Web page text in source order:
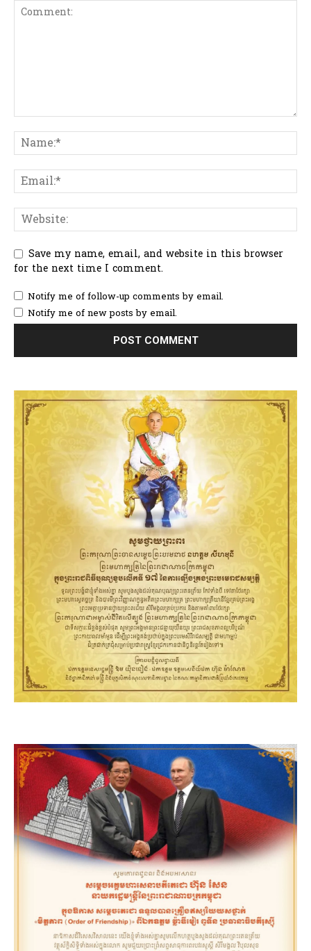
Save my name, email, and website in this browser
for the next time I comment.
Notify me of follow-up comments by email.
Notify me of new posts by email.